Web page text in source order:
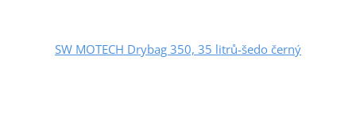
SW MOTECH Drybag 350, 35 litrů-šedo černý